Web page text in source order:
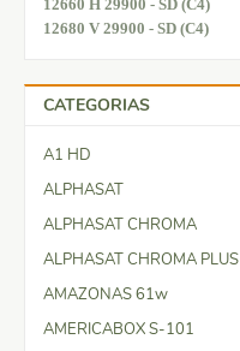
12660 H 29900 - SD (C4)
12680 V 29900 - SD (C4)
CATEGORIAS
A1 HD
ALPHASAT
ALPHASAT CHROMA
ALPHASAT CHROMA PLUS
AMAZONAS 61w
AMERICABOX S-101